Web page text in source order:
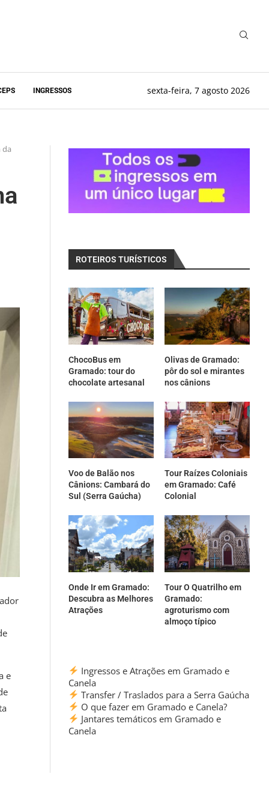
INGRESSOS sexta-feira, 7 agosto 2026
da
e
ROTEIROS TURÍSTICOS
ChocoBus em
Gramado: tour do
chocolate artesanal
Olivas de Gramado:
pôr do sol e mirantes
nos cânions
Voo de Balão nos
Cânions: Cambará do
Sul (Serra Gaúcha)
Tour Raízes Coloniais
em Gramado: Café
Colonial
Onde Ir em Gramado:
Descubra as Melhores
Atrações
Tour O Quatrilho em
Gramado:
agroturismo com
almoço típico
Ingressos e Atrações em Gramado e
Canela
Transfer / Traslados para a Serra Gaúcha
O que fazer em Gramado e Canela?
Jantares temáticos em Gramado e
Canela